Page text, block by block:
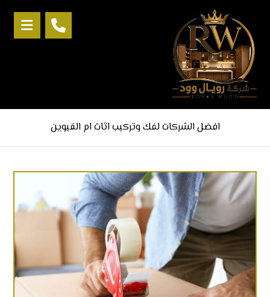
افضل الشركات لفك وتركيب اثاث ام القيوين